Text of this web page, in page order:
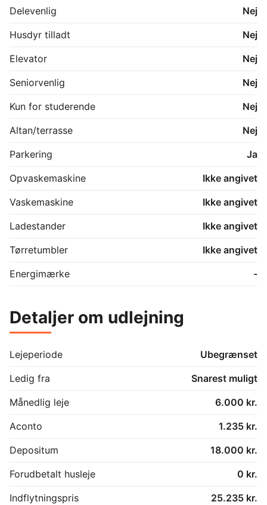
Delevenlig
Nej
Husdyr tilladt
Nej
Elevator
Nej
Seniorvenlig
Nej
Kun for studerende
Nej
Altan/terrasse
Nej
Parkering
Ja
Opvaskemaskine
Ikke angivet
Vaskemaskine
Ikke angivet
Ladestander
Ikke angivet
Tørretumbler
Ikke angivet
Energimærke
-
Detaljer om udlejning
Lejeperiode
Ubegrænset
Ledig fra
Snarest muligt
Månedlig leje
6.000 kr.
Aconto
1.235 kr.
Depositum
18.000 kr.
Forudbetalt husleje
0 kr.
Indflytningspris
25.235 kr.